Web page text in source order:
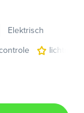
Elektrisch